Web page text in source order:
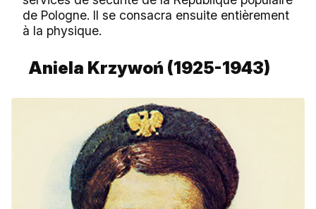
de Pologne. Il se consacra ensuite entièrement
à la physique.
Aniela Krzywoń (1925-1943)